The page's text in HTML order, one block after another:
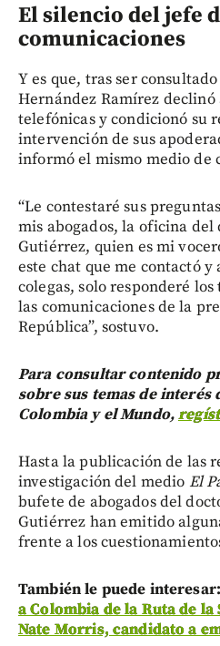
El silencio del jefe
comunicaciones
Y es que, tras ser
Hernández Ramírez
telefónicas y condicionó su
intervención de sus
informó el mismo medio de
“Le contestaré sus
mis abogados, la oficina del
Gutiérrez, quien es mi
este chat que me contactó y
colegas, solo responderé
las comunicaciones de la
República”, sostuvo.
Para consultar contenido
sobre sus temas de
Colombia y el Mundo,
Hasta la publicación de las
investigación del medio El
bufete de abogados del
Gutiérrez han emitido
frente a los
También le puede
a Colombia de la Ruta de
Nate Morris, candidato a